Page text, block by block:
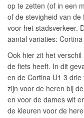
op te zetten (of in een
of de stevigheid van
voor het stadsverkeer.
aantal variaties:
Ook hier zit het
de fiets heeft. In dit
en de Cortina U1 3
zijn voor de heren bij
en voor de dames wit
de kleuren voor de